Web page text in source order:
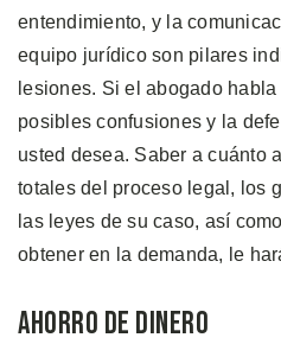
entendimiento, y la
equipo jurídico son pilares
lesiones. Si el abogado
posibles confusiones y la
usted desea. Saber a cuánto
totales del proceso legal, los
las leyes de su caso, así
obtener en la demanda, le
Ahorro de Dinero